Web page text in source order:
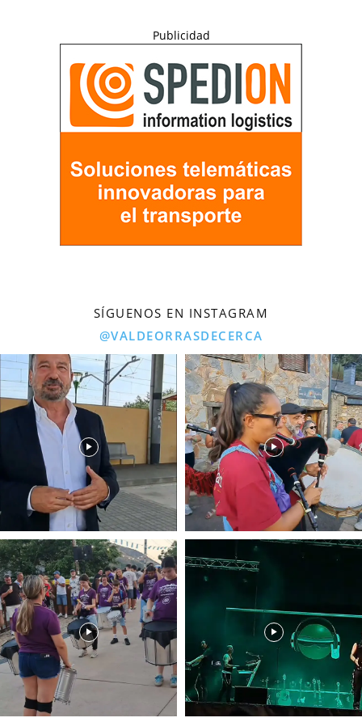
Publicidad
SÍGUENOS EN INSTAGRAM
@VALDEORRASDECERCA